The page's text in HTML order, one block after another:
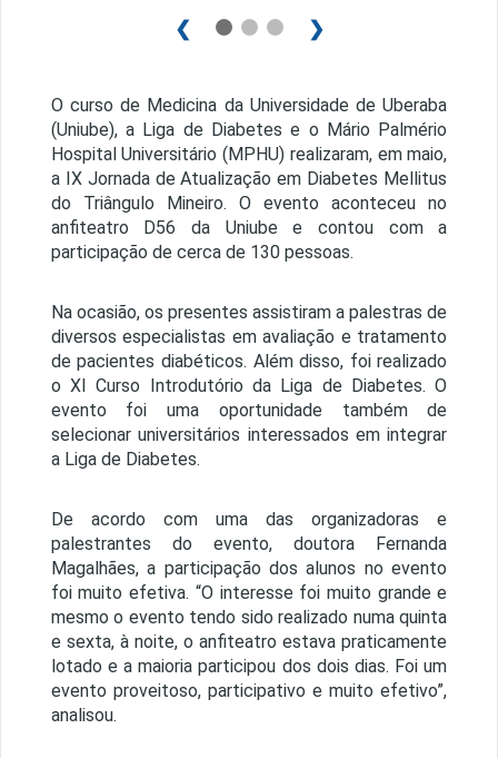
❮ ❯
O curso de Medicina da Universidade de Uberaba
(Uniube), a Liga de Diabetes e o Mário Palmério
Hospital Universitário (MPHU) realizaram, em maio,
a IX Jornada de Atualização em Diabetes Mellitus
do Triângulo Mineiro. O evento aconteceu no
anfiteatro D56 da Uniube e contou com a
participação de cerca de 130 pessoas.
Na ocasião, os presentes assistiram a palestras de
diversos especialistas em avaliação e tratamento
de pacientes diabéticos. Além disso, foi realizado
o XI Curso Introdutório da Liga de Diabetes. O
evento foi uma oportunidade também de
selecionar universitários interessados em integrar
a Liga de Diabetes.
De acordo com uma das organizadoras e
palestrantes do evento, doutora Fernanda
Magalhães, a participação dos alunos no evento
foi muito efetiva. “O interesse foi muito grande e
mesmo o evento tendo sido realizado numa quinta
e sexta, à noite, o anfiteatro estava praticamente
lotado e a maioria participou dos dois dias. Foi um
evento proveitoso, participativo e muito efetivo”,
analisou.